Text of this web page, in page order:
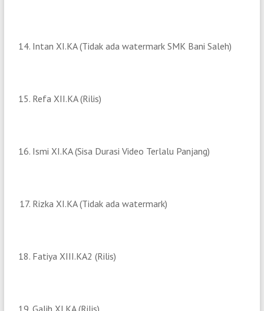
Intan XI.KA (Tidak ada watermark SMK Bani Saleh)
Refa XII.KA (Rilis)
Ismi XI.KA (Sisa Durasi Video Terlalu Panjang)
Rizka XI.KA (Tidak ada watermark)
Fatiya XIII.KA2 (Rilis)
Galih XI.KA (Rilis)